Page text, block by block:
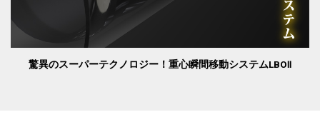
驚異のスーパーテクノロジー！重心瞬間移動システムLBOⅡ